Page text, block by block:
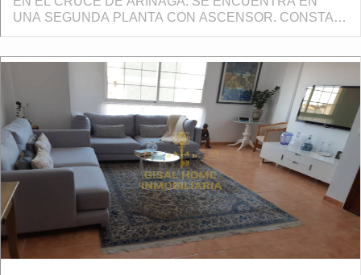
UNA SEGUNDA PLANTA CON ASCENSOR. CONSTA
DE UN DORMITORIO YUNA HABITACIÓN UTILIZADA